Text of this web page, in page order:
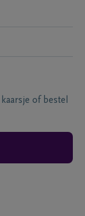
of bestel